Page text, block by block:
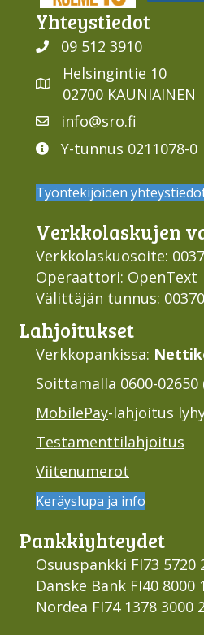
Yhteys­tiedot
09 512 3910
Helsingintie 10
02700 KAUNIAINEN
info@sro.fi
Y-tunnus 0211078-0
Työntekijöiden
Verkko­laskujen
Verkkolaskuosoite:
Operaattori: OpenText
Välittäjän tunnus:
Lahjoi­tukset
Verkkopankissa:
Soittamalla 0600-02650
MobilePay-lahjoitus
Testamenttilahjoitus
Viitenumerot
Keräyslupa ja info
Pankki­yhteydet
Osuuspankki FI73 5720
Danske Bank FI40 8000
Nordea FI74 1378 3000